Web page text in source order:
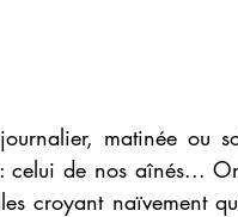
journalier, matinée ou
celui de nos aînés...
croyant naïvement